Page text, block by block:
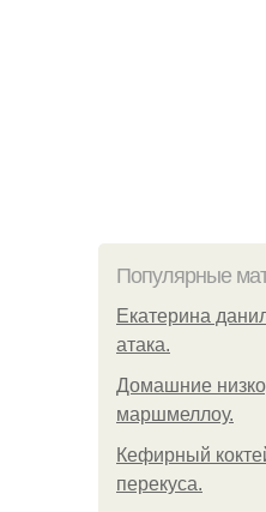
Популярные
Екатерина
атака.
Домашние
маршмеллоу.
Кефирный
перекуса.